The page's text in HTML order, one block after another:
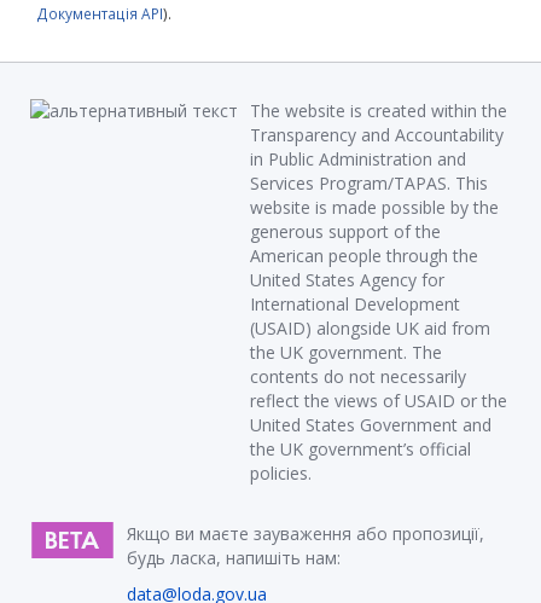
Документація API).
The website is created within the
Transparency and Accountability
in Public Administration and
Services Program/TAPAS. This
website is made possible by the
generous support of the
American people through the
United States Agency for
International Development
(USAID) alongside UK aid from
the UK government. The
contents do not necessarily
reflect the views of USAID or the
United States Government and
the UK government’s official
policies.
Якщо ви маєте зауваження або пропозиції,
будь ласка, напишіть нам:
data@loda.gov.ua